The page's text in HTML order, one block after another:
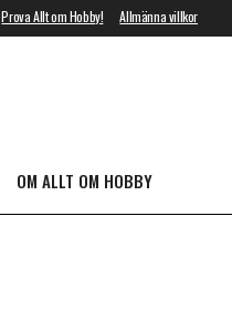
Prova Allt om Hobby! Allmänna villkor
OM ALLT OM HOBBY